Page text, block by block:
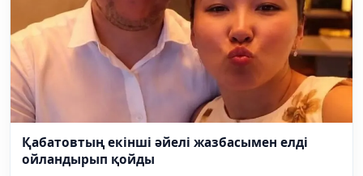
Қабатовтың екінші әйелі жазбасымен елді
ойландырып қойды